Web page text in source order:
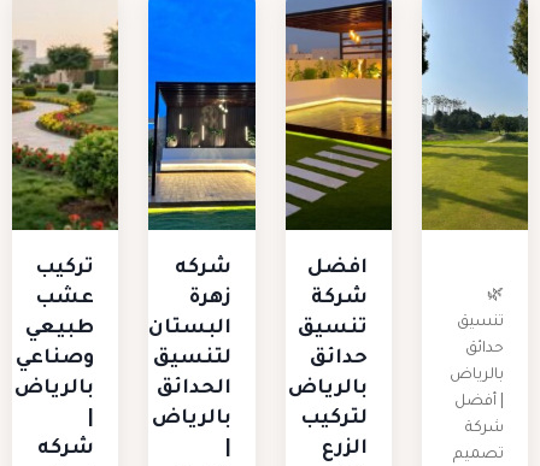
🌿
تنسيق
حدائق
بالرياض
| أفضل
شركة
تصميم
افضل
شركة
تنسيق
حدائق
بالرياض
لتركيب
الزرع
شركه
زهرة
البستان
لتنسيق
الحدائق
بالرياض
تركيب
عشب
طبيعي
وصناعي
بالرياض
شركه